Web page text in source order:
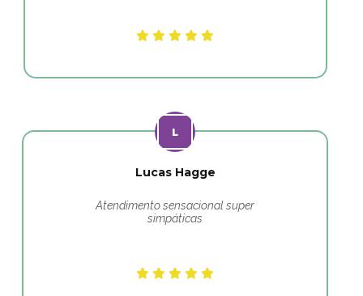
Lucas Hagge
Atendimento sensacional super
simpáticas